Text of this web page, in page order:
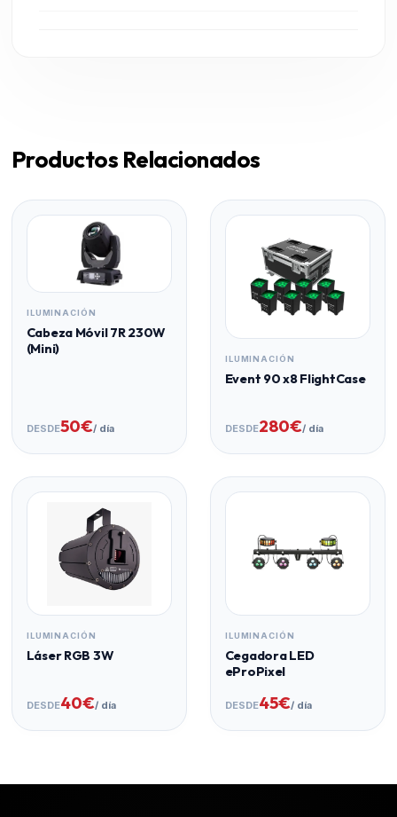
Productos Relacionados
ILUMINACIÓN
Cabeza Móvil 7R 230W
(Mini)
DESDE50€/ día
ILUMINACIÓN
Event 90 x8 FlightCase
DESDE280€/ día
ILUMINACIÓN
Láser RGB 3W
DESDE40€/ día
ILUMINACIÓN
Cegadora LED
eProPixel
DESDE45€/ día